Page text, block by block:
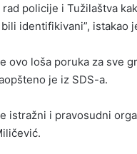
policije i Tužilaštva
identifikivani”, istakao
ovo loša poruka za sve
je iz SDS-a.
istražni i pravosudni